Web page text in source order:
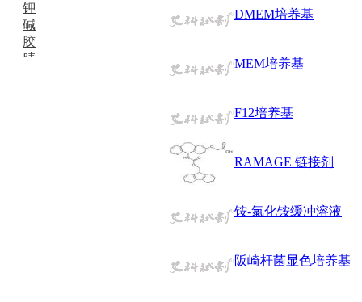
钾
碱
胶
腈
DMEM培养基
MEM培养基
F12培养基
RAMAGE 链接剂
铵-氯化铵缓冲溶液
阪崎杆菌显色培养基